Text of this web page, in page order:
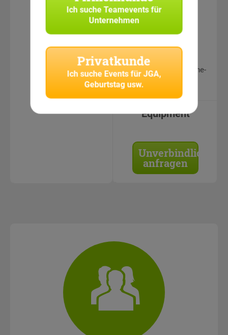
erfahrene
CityHunters
Teamguides
Teamleistungen &
Fotos in
geschütztem Online-
Bereich einsehbar
Equipment
Unverbindlich
anfragen
Ich sucheTeamevents für
Unternehmen
Privatkunde
Ich suche Events für JGA,
Geburtstag usw.